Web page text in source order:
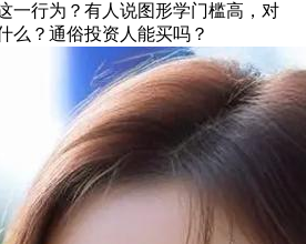
一行为？有人说图形学门槛高，对
么？通俗投资人能买吗？